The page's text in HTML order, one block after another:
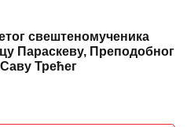
свештеномученика
Параскеву, Преподобног
Трећег